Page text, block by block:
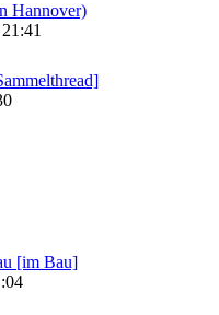
Hannover)
[im Bau]